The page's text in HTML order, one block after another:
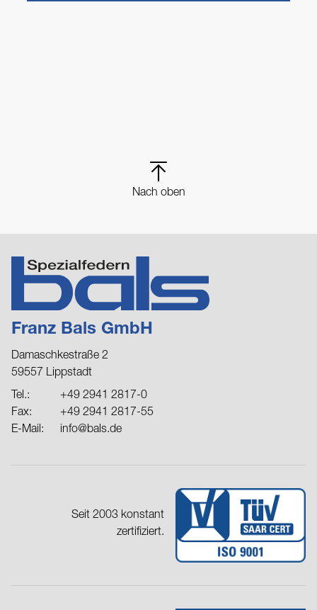
Nach oben
Franz Bals GmbH
Damaschkestraße 2
59557 Lippstadt
Tel.:
+49 2941 2817-0
Fax:
+49 2941 2817-55
E-Mail:
info@bals.de
Seit 2003 konstant
zertifiziert.